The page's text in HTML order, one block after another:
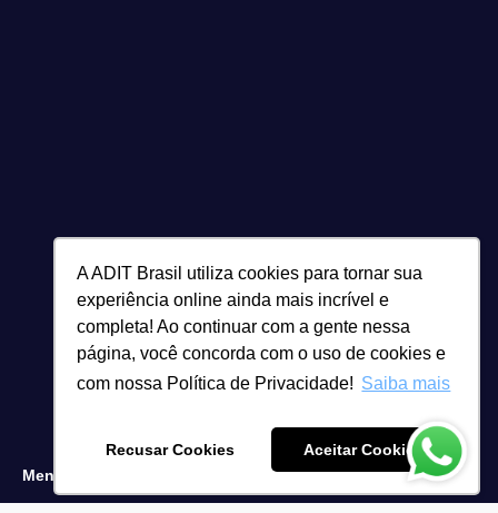
A ADIT Brasil utiliza cookies para tornar sua
experiência online ainda mais incrível e
completa! Ao continuar com a gente nessa
página, você concorda com o uso de cookies e
com nossa Política de Privacidade! Saiba mais
Recusar Cookies
Aceitar Cookies
Menu
Inscreva-se